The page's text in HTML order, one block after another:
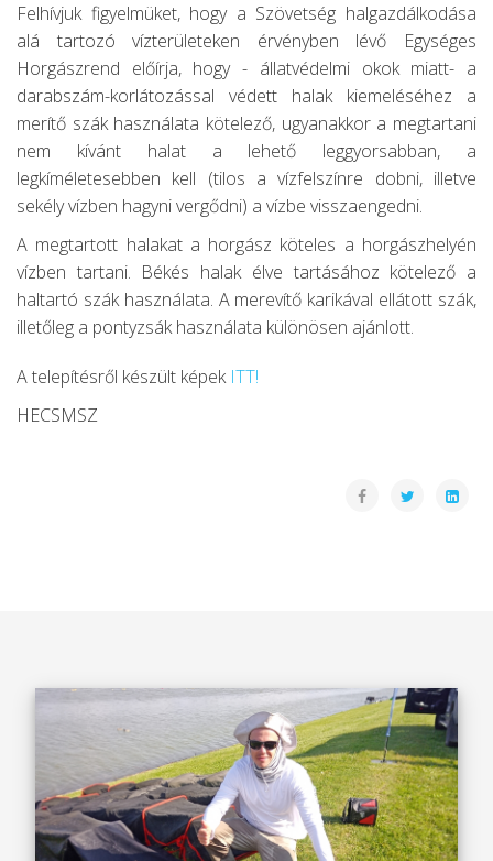
Felhívjuk figyelmüket, hogy a Szövetség halgazdálkodása
alá tartozó vízterületeken érvényben lévő Egységes
Horgászrend előírja, hogy - állatvédelmi okok miatt- a
darabszám-korlátozással védett halak kiemeléséhez a
merítő szák használata kötelező, ugyanakkor a megtartani
nem kívánt halat a lehető leggyorsabban, a
legkíméletesebben kell (tilos a vízfelszínre dobni, illetve
sekély vízben hagyni vergődni) a vízbe visszaengedni.
A megtartott halakat a horgász köteles a horgászhelyén
vízben tartani. Békés halak élve tartásához kötelező a
haltartó szák használata. A merevítő karikával ellátott szák,
illetőleg a pontyzsák használata különösen ajánlott.
A telepítésről készült képek ITT!
HECSMSZ